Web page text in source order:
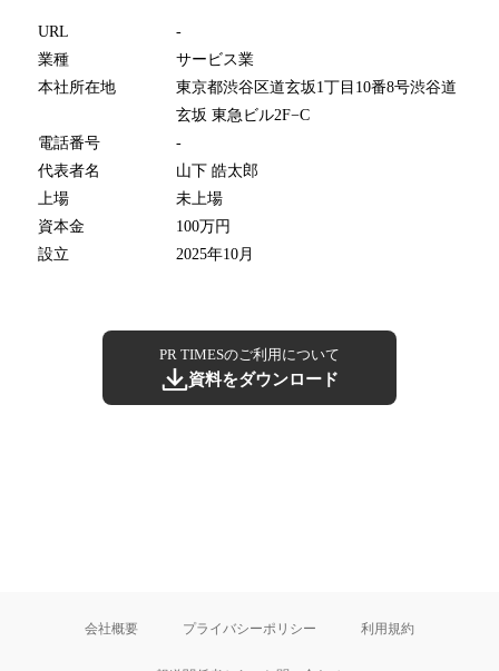
URL
-
業種
サービス業
本社所在地
東京都渋谷区道玄坂1丁目10番8号渋谷道
玄坂 東急ビル2F−C
電話番号
-
代表者名
山下 皓太郎
上場
未上場
資本金
100万円
設立
2025年10月
PR TIMESのご利用について
資料をダウンロード
会社概要 プライバシーポリシー 利用規約